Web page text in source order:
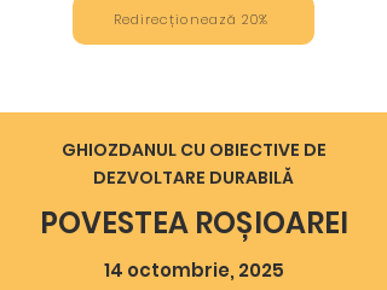
Redirecționează 20%
GHIOZDANUL CU OBIECTIVE DE
DEZVOLTARE DURABILĂ
POVESTEA ROȘIOAREI
14 octombrie, 2025